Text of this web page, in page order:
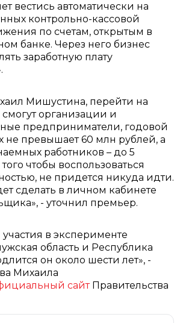
вестись автоматически на
контрольно-кассовой
по счетам, открытым в
банке. Через него бизнес
заработную плату
Мишустина, перейти на
организации и
предприниматели, годовой
не превышает 60 млн рублей, а
работников – до 5
чтобы воспользоваться
не придется никуда идти.
сделать в личном кабинете
- уточнил премьер.
участия в эксперименте
область и Республика
он около шести лет», -
Михаила
сайтПравительства